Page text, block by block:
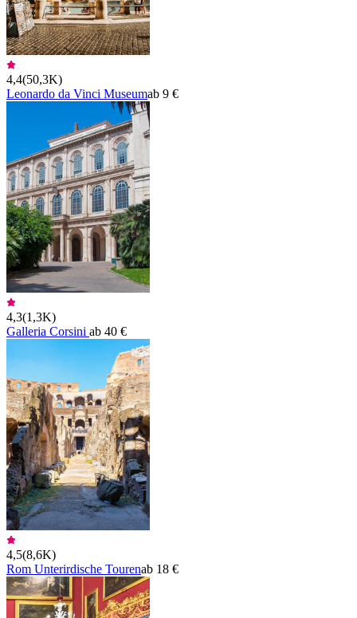
4,4(50,3K)
Leonardo da Vinci Museumab 9 €
4,3(1,3K)
Galleria Corsini ab 40 €
4,5(8,6K)
Rom Unterirdische Tourenab 18 €